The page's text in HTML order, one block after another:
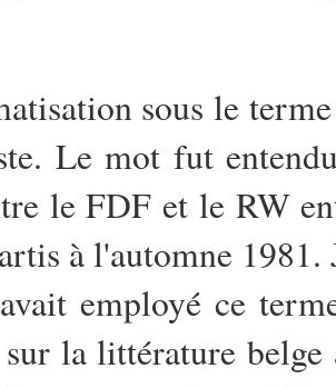
sous le
Le mot fut
le FDF et le RW
à l'automne
employé ce
la littérature